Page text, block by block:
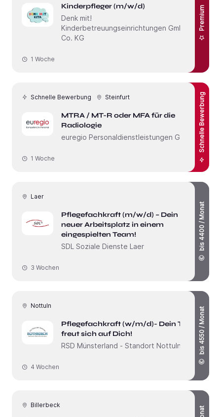
Kinderpfleger (m/w/d)
Denk mit!
Kinderbetreuungseinrichtungen GmbH &
Co. KG
Premium
1 Woche
Schnelle Bewerbung Steinfurt
MTRA / MT-R oder MFA für die
Radiologie
euregio Personaldienstleistungen GmbH
Schnelle Bewerbung
1 Woche
Laer
Pflegefachkraft (m/w/d) – Dein
neuer Arbeitsplatz in einem
eingespielten Team!
SDL Soziale Dienste Laer
bis 4400 / Monat
3 Wochen
Nottuln
Pflegefachkraft (w/m/d)- Dein Team
freut sich auf Dich!
RSD Münsterland - Standort Nottuln
bis 4550 / Monat
4 Wochen
Billerbeck